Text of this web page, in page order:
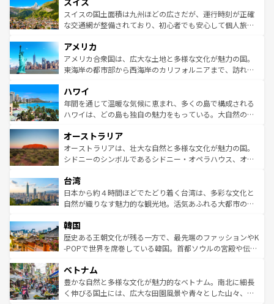
きるだろう。 なお、新着のフランス情報はコンテンツ一覧
を参照してほしい。
ドイツ情報はコンテンツ一覧を参照してほしい。
リアごとに異なる魅力がある。また、優雅なアフタヌーン
ティー、ビール好きにはたまらない英国パブ、サッカー観
戦など、本場だからこそできる体験も豊富。イギリスを旅
ンツ一覧を参照してほしい。
スイスの国土面積は九州ほどの広さだが、運行時刻が正確
な交通網が整備されており、初心者でも安心して個人旅行
の建物がそのまま残る町や、スイスならではのユニークな
博物館もあり、アルプス観光だけでなく町歩きも満喫する
ことができる。国民の所得が高いため物価も高いが、旅行
ば市内交通費無料で観光を楽しむこともできる。 なお、新
着のスイス情報はコンテンツ一覧 を参照してほしい。
アメリカ
アメリカ合衆国は、広大な土地と多様な文化が魅力の国。
東海岸の都市部から西海岸のカリフォルニアまで、訪れる
のような巨大都市は、観光、ショッピング、エンターテイ
ンメントが詰まった刺激的なスポットだ。一方、アメリカ
西部には大自然が広がり、グランドキャニオンやイエロー
部のニューオーリンズでは、音楽と美食が融合した独特の
文化が魅力。旅行者はアメリカの各地域で異なる魅力を楽
しみながら、その多様性と豊かな歴史を感じることができ
ならではの贅沢な旅のスタイルだ。 なお、新着のアメリカ
情報はコンテンツ一覧を参照してほしい。
ハワイ
年間を通じて温暖な気候に恵まれ、多くの島で構成される
ハワイは、どの島も独自の魅力をもっている。大自然の神
ワイ島は見逃せない。また、定番の観光地といえばオアフ
島だが、静かな自然を求めるならマウイ島やカウアイ島が
おすすめ。エメラルドグリーンに輝く海をはじめ、豊かな
れるおもてなしの心で訪れる人々を迎えてくれるハワイの
人々、おいしいローカルフードやハワイアンミュージッ
ク、伝統的なフラダンスなど、すべてがハワイの魅力を彩
ワイを、存分に味わってほしい。 なお、新着のハワイ情報
はコンテンツ一覧を参照してほしい。
オーストラリア
オーストラリアは、壮大な自然と多様な文化が魅力の国。
シドニーのシンボルであるシドニー・オペラハウス、オー
リアリーフや大陸中央部にそびえるウルル（エアーズロッ
ク）、タスマニアの美しい原生林やケアンズの熱帯雨林な
ど、見どころがたくさん。また、カフェやワイン、オージ
いる。アクティビティも充実しており、サーフィンやダイ
ビング、ハイキングなど、アウトドア好きにはたまらな
い。オーストラリアの多彩な魅力を存分に味わいつくそ
参照してほしい。
台湾
日本から約４時間ほどでたどり着く台湾は、多彩な文化と
自然が織りなす魅力的な観光地。活気あふれる大都市の台
ン）、静ひつな山岳地帯である台湾東部など、都市の喧騒
と山間の静けさが共存しており、訪れる人に新しい発見と
驚きをもたらしてくれる。また、奥深い台湾の食文化も魅
容にもいいと評判のスイーツなど、バラエティ豊かな料理
が味わえる。 なお、新着の台湾情報は コンテンツ一覧を参
照してほしい。
韓国
歴史ある王朝文化が残る一方で、最先端のファッションやK
-POPで世界を席巻している韓国。首都ソウルの宮殿や伝統
き、地方に足を延ばせば四季折々の自然美を楽しむことが
できる。そして、キムチや焼肉、絶品のストリートフード
まで、さまざまな韓国料理が待っている。夜には、韓国な
ベトナム
豊かな自然と多様な文化が魅力的なベトナム。南北に細長
く伸びる国土には、広大な田園風景や青々とした山々、世